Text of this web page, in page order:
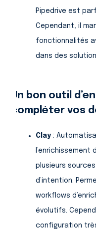
Pipedrive est
Cependant, il
fonctionnalités
dans des
Un bon outil
compléter vos
Clay :
plusieurs
d’intention.
workflows
évolutifs.
configuration